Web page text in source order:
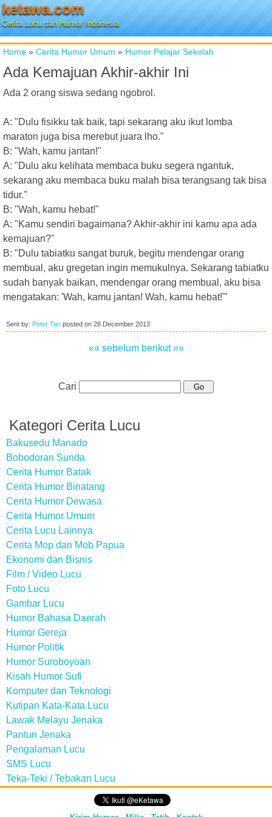
ketawa.com
Cerita Lucu dan Humor Indonesia
Home » Cerita Humor Umum » Humor Pelajar Sekolah
Ada Kemajuan Akhir-akhir Ini
Ada 2 orang siswa sedang ngobrol.
A: "Dulu fisikku tak baik, tapi sekarang aku ikut lomba
maraton juga bisa merebut juara lho."
B: "Wah, kamu jantan!"
A: "Dulu aku kelihata membaca buku segera ngantuk,
sekarang aku membaca buku malah bisa terangsang tak bisa
tidur."
B: "Wah, kamu hebat!"
A: "Kamu sendiri bagaimana? Akhir-akhir ini kamu apa ada
kemajuan?"
B: "Dulu tabiatku sangat buruk, begitu mendengar orang
membual, aku gregetan ingin memukulnya. Sekarang tabiatku
sudah banyak baikan, mendengar orang membual, aku bisa
mengatakan: 'Wah, kamu jantan! Wah, kamu hebat!'"
Sent by: Peter Tan posted on 28 December 2013
«« sebelum berikut »»
Cari
Kategori Cerita Lucu
Bakusedu Manado
Bobodoran Sunda
Cerita Humor Batak
Cerita Humor Binatang
Cerita Humor Dewasa
Cerita Humor Umum
Cerita Lucu Lainnya
Cerita Mop dan Mob Papua
Ekonomi dan Bisnis
Film / Video Lucu
Foto Lucu
Gambar Lucu
Humor Bahasa Daerah
Humor Gereja
Humor Politik
Humor Suroboyoan
Kisah Humor Sufi
Komputer dan Teknologi
Kutipan Kata-Kata Lucu
Lawak Melayu Jenaka
Pantun Jenaka
Pengalaman Lucu
SMS Lucu
Teka-Teki / Tebakan Lucu